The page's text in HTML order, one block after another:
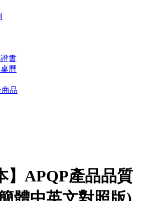
書
曆
品
】APQP產品品質